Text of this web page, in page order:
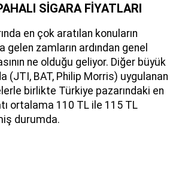
SİGARA FİYATLARI
en çok aratılan konuların
gelen zamların ardından genel
ne olduğu geliyor. Diğer büyük
(JTI, BAT, Philip Morris) uygulanan
birlikte Türkiye pazarındaki en
ortalama 110 TL ile 115 TL
durumda.